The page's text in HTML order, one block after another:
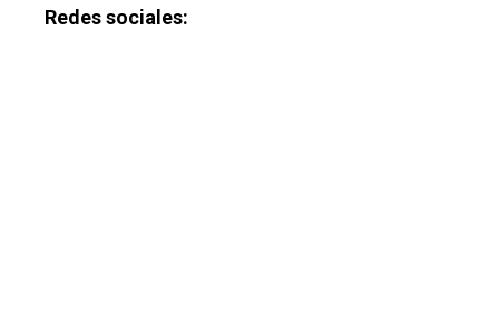
Redes sociales: